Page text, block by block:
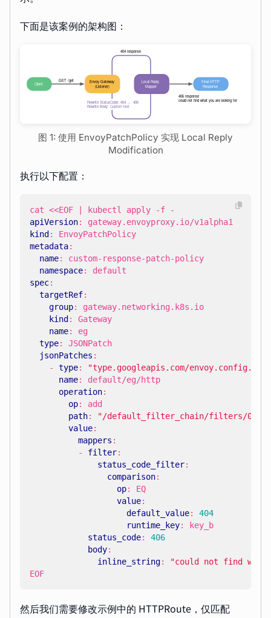
下面是该案例的架构图：
图 1: 使用 EnvoyPatchPolicy 实现 Local Reply
Modification
执行以下配置：
cat <<EOF | kubectl apply -f -
apiVersion:
gateway.envoyproxy.io/v1alpha1
kind :
EnvoyPatchPolicy
metadata:
name:
custom-response-patch-policy
namespace:
default
spec:
targetRef:
group:
gateway.networking.k8s.io
kind :
Gateway
name:
eg
type:
JSONPatch
jsonPatches :
- type:
"type.googleapis.com/
name:
default/eg/http
operation:
op:
add
path:
"/default_filter_chain/filters/0/
value:
mappers :
- filter:
status_code_filter:
comparison:
op:
EQ
value:
default_value:
404
runtime_key:
key_b
status_code:
406
body:
inline_string:
"could not find
EOF
然后我们需要修改示例中的 HTTPRoute，仅匹配